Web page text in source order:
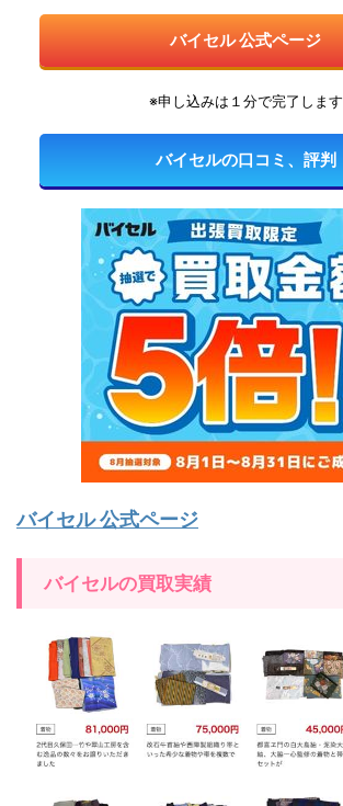
バイセル 公式ページ
※申し込みは１分で完了します
バイセルの口コミ、評判
バイセル 公式ページ
バイセルの買取実績